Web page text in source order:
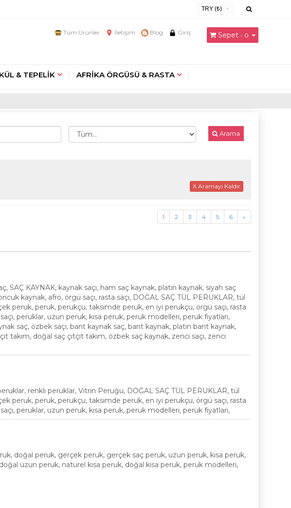
TRY (₺)
EUR (€)Sepet - 0
Tüm Ürünler İletişim Blog Giriş
& TEPELİK AFRİKA ÖRGÜSÜ & RASTA
Arama
X Aramayı Kaldır
1 2 3 4 5 6 »
SAÇ KAYNAK, kaynak saçı, ham saç kaynak, platin kaynak, siyah saç
kaynak, afro, örgü saçı, rasta saçı, DOĞAL SAÇ TÜL PERUKLAR, tül
peruk, peruk, perukçu, taksimde peruk, en iyi perukçu, örgü saçı, rasta
peruklar, uzun peruk, kısa peruk, peruk modelleri, peruk fiyatları,
saç, özbek saçı, bant kaynak saç, bant kaynak, platin bant kaynak,
takım, doğal saç çıtçıt takım, özbek saç kaynak, zenci saçı, zenci
renkli peruklar, Vitrin Peruğu, DOĞAL SAÇ TÜL PERUKLAR, tül
peruk, peruk, perukçu, taksimde peruk, en iyi perukçu, örgü saçı, rasta
peruklar, uzun peruk, kısa peruk, peruk modelleri, peruk fiyatları,
doğal peruk, gerçek peruk, gerçek saç peruk, uzun peruk, kısa peruk,
uzun peruk, naturel kısa peruk, doğal kısa peruk, peruk modelleri,